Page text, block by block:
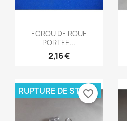
Aperçu rapide
ECROU DE ROUE
PORTEE...
2,16 €
RUPTURE DE STOCK
favorite_border